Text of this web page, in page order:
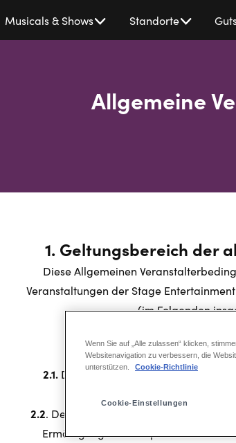
navigation
Musicals & Shows Standorte
Allgemeine
1. Geltungsbereich der
Diese Allgemeinen
Veranstaltungen der Stage
(im Folgenden
2. Eintritt,
2.1.Der Eintritt in das Theater setzt
2.2. Der Besuch einer Veranstaltung
Ermäßigung zum Zeitpunkt der
Wenn Sie auf „Alle zulassen“ klicken,
Websitenavigation zu verbessern, die
unterstützen.
Cookie-Richtlinie
Cookie-Einstellungen